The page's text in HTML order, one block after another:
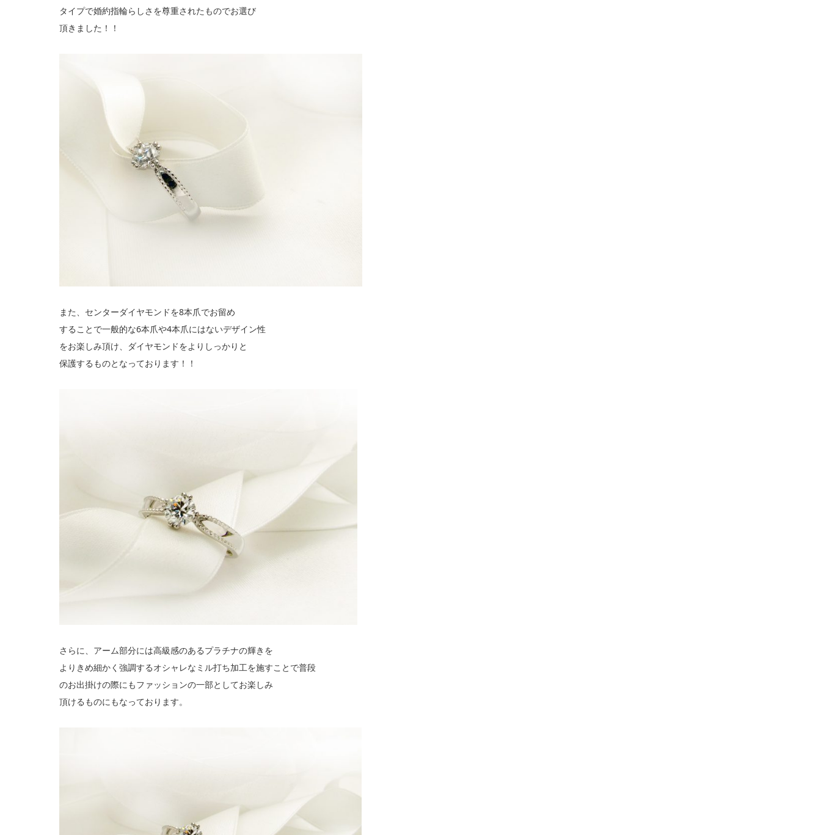
タイプで婚約指輪らしさを尊重されたものでお選び
頂きました！！
また、センターダイヤモンドを8本爪でお留め
することで一般的な6本爪や4本爪にはないデザイン性
をお楽しみ頂け、ダイヤモンドをよりしっかりと
保護するものとなっております！！
さらに、アーム部分には高級感のあるプラチナの輝きを
よりきめ細かく強調するオシャレなミル打ち加工を施すことで普段
のお出掛けの際にもファッションの一部としてお楽しみ
頂けるものにもなっております。